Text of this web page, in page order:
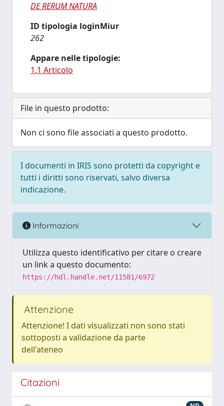
DE RERUM NATURA
ID tipologia loginMiur
262
Appare nelle tipologie:
1.1 Articolo
File in questo prodotto:
Non ci sono file associati a questo prodotto.
I documenti in IRIS sono protetti da copyright e
tutti i diritti sono riservati, salvo diversa
indicazione.
Informazioni
Utilizza questo identificativo per citare o creare
un link a questo documento:
https://hdl.handle.net/11581/6972
Attenzione
Attenzione! I dati visualizzati non sono stati
sottoposti a validazione da parte
dell'ateneo
Citazioni